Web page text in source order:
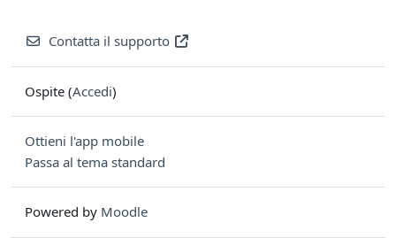
Contatta il supporto
Ospite (Accedi)
Ottieni l'app mobile
Passa al tema standard
Powered by Moodle